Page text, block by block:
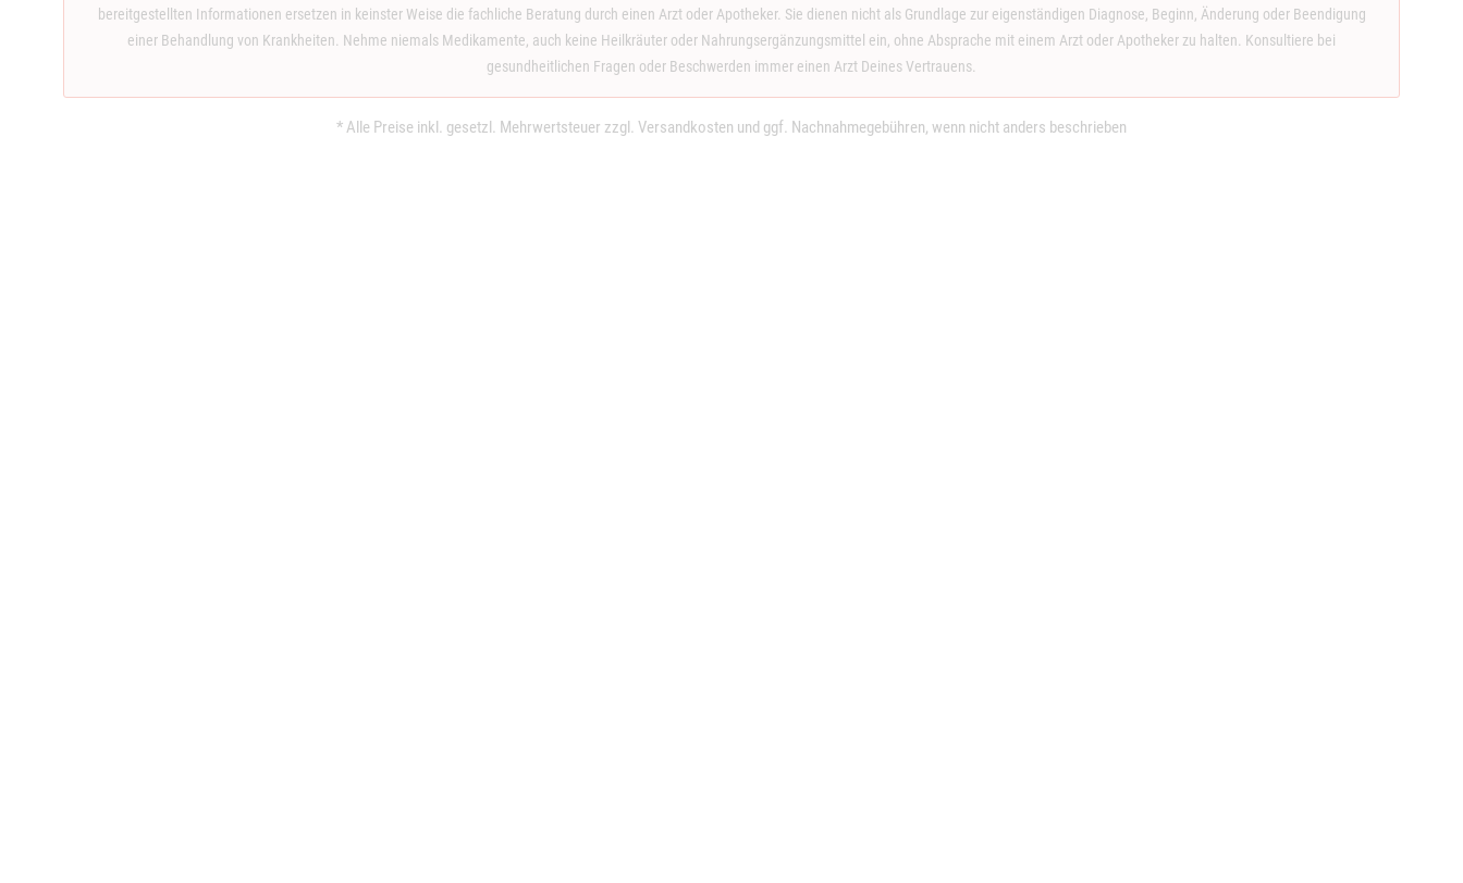
bereitgestellten Informationen ersetzen in keinster Weise die fachliche Beratung durch einen Arzt oder Apotheker. Sie dienen nicht als Grundlage zur eigenständigen Diagnose, Beginn, Änderung oder Beendigung
einer Behandlung von Krankheiten. Nehme niemals Medikamente, auch keine Heilkräuter oder Nahrungsergänzungsmittel ein, ohne Absprache mit einem Arzt oder Apotheker zu halten. Konsultiere bei
gesundheitlichen Fragen oder Beschwerden immer einen Arzt Deines Vertrauens.
* Alle Preise inkl. gesetzl. Mehrwertsteuer zzgl. Versandkosten und ggf. Nachnahmegebühren, wenn nicht anders beschrieben